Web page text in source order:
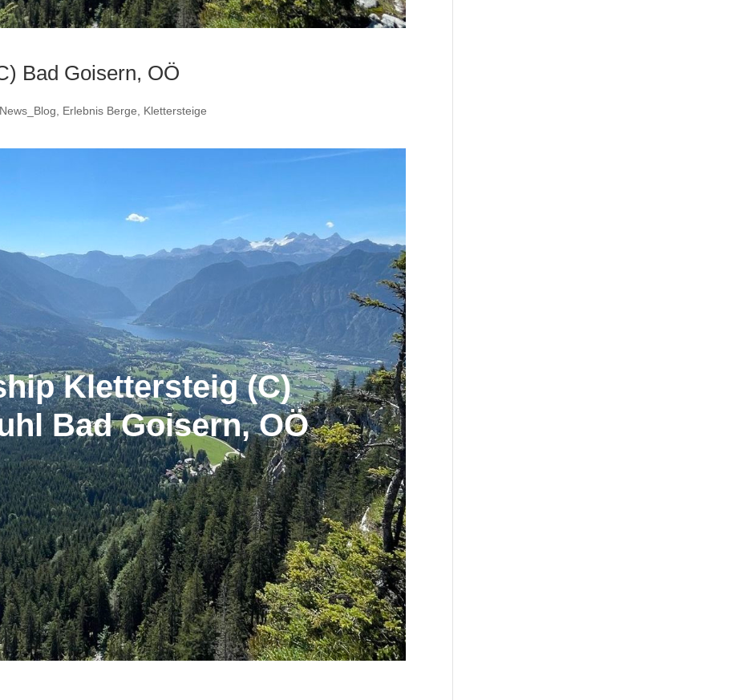
Bad Goisern, OÖ
Erlebnis Berge Klettersteige
Klettersteig (C)
Bad Goisern, OÖ